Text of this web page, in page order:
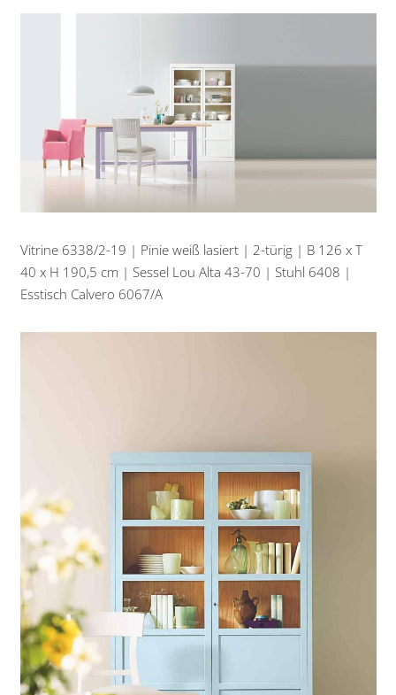
Vitrine 6338/2-19 | Pinie weiß lasiert | 2-türig | B 126 x T
40 x H 190,5 cm | Sessel Lou Alta 43-70 | Stuhl 6408 |
Esstisch Calvero 6067/A